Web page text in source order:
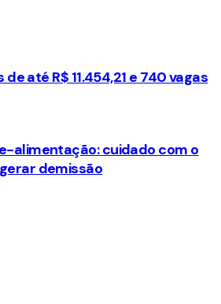
até R$ 11.454,21 e 740 vagas
alimentação: cuidado com o
demissão